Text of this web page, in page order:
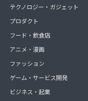
テクノロジー・ガジェット
プロダクト
フード・飲食店
アニメ・漫画
ファッション
ゲーム・サービス開発
ビジネス・起業